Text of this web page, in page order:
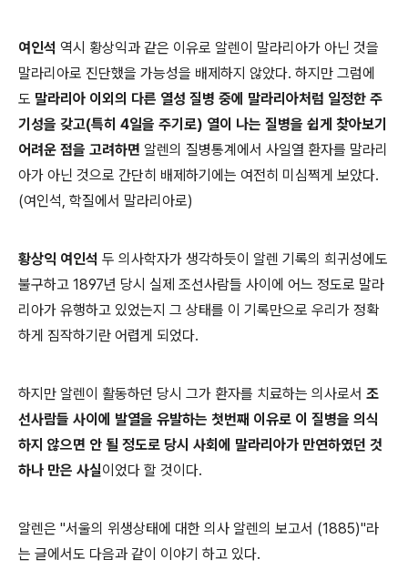
여인석 역시 황상익과 같은 이유로 알렌이 말라리아가 아닌 것을
말라리아로 진단했을 가능성을 배제하지 않았다. 하지만 그럼에
도 말라리아 이외의 다른 열성 질병 중에 말라리아처럼 일정한 주
기성을 갖고(특히 4일을 주기로) 열이 나는 질병을 쉽게 찾아보기
어려운 점을 고려하면 알렌의 질병통계에서 사일열 환자를 말라리
아가 아닌 것으로 간단히 배제하기에는 여전히 미심쩍게 보았다.
(여인석, 학질에서 말라리아로)
황상익 여인석 두 의사학자가 생각하듯이 알렌 기록의 희귀성에도
불구하고 1897년 당시 실제 조선사람들 사이에 어느 정도로 말라
리아가 유행하고 있었는지 그 상태를 이 기록만으로 우리가 정확
하게 짐작하기란 어렵게 되었다.
하지만 알렌이 활동하던 당시 그가 환자를 치료하는 의사로서 조
선사람들 사이에 발열을 유발하는 첫번째 이유로 이 질병을 의식
하지 않으면 안 될 정도로 당시 사회에 말라리아가 만연하였던 것
하나 만은 사실이었다 할 것이다.
알렌은 "서울의 위생상태에 대한 의사 알렌의 보고서 (1885)"라
는 글에서도 다음과 같이 이야기 하고 있다.